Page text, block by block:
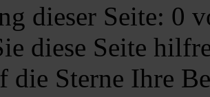
dieser Seite: 0
diese Seite
die Sterne Ihre